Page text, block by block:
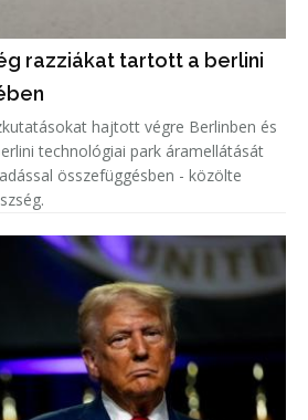
razziákat tartott a berlini
hajtott végre Berlinben és
technológiai park áramellátását
összefüggésben - közölte